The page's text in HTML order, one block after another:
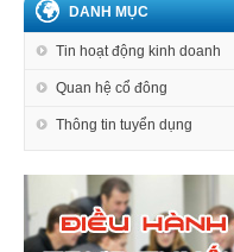
DANH MỤC
Tin hoạt động kinh doanh
Quan hệ cổ đông
Thông tin tuyển dụng